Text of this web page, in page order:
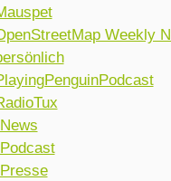
Weekly
News
Podcast
Presse